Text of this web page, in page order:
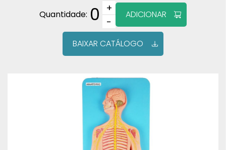
Quantidade: 0
+
−
ADICIONAR
BAIXAR CATÁLOGO